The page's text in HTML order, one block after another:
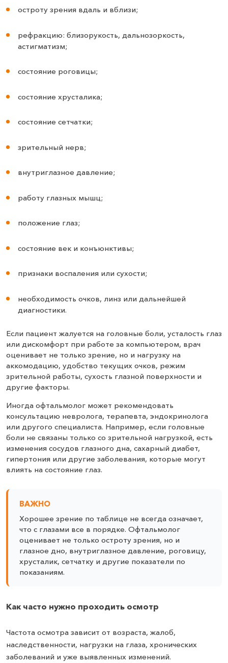
остроту зрения вдаль и вблизи;
рефракцию: близорукость, дальнозоркость,
астигматизм;
состояние роговицы;
состояние хрусталика;
состояние сетчатки;
зрительный нерв;
внутриглазное давление;
работу глазных мышц;
положение глаз;
состояние век и конъюнктивы;
признаки воспаления или сухости;
необходимость очков, линз или дальнейшей
диагностики.
Если пациент жалуется на головные боли, усталость глаз
или дискомфорт при работе за компьютером, врач
оценивает не только зрение, но и нагрузку на
аккомодацию, удобство текущих очков, режим
зрительной работы, сухость глазной поверхности и
другие факторы.
Иногда офтальмолог может рекомендовать
консультацию невролога, терапевта, эндокринолога
или другого специалиста. Например, если головные
боли не связаны только со зрительной нагрузкой, есть
изменения сосудов глазного дна, сахарный диабет,
гипертония или другие заболевания, которые могут
влиять на состояние глаз.
ВАЖНО
Хорошее зрение по таблице не всегда означает,
что с глазами все в порядке. Офтальмолог
оценивает не только остроту зрения, но и
глазное дно, внутриглазное давление, роговицу,
хрусталик, сетчатку и другие показатели по
показаниям.
Как часто нужно проходить осмотр
Частота осмотра зависит от возраста, жалоб,
наследственности, нагрузки на глаза, хронических
заболеваний и уже выявленных изменений.